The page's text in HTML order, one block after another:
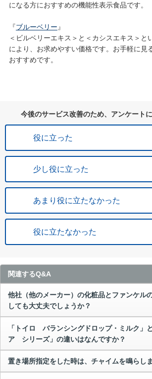
になる方におすすめの機能性表示食品です。
『ブルーベリー』
＜ビルベリーエキス＞と＜カシスエキス＞と
により、お求めやすい価格です。お手軽に見
おすすめです。
今後のサービス改善のため、アンケート
役に立った
少し役に立った
あまり役に立たなかった
役に立たなかった
関連するQ&A
他社（他のメーカー）の化粧品とファンケル
しても大丈夫でしょうか？
「トイロ バランシングドロップ・ミルク」
ア シリーズ」の違いはなんですか？
置き場所指定をした時は、チャイムを鳴らし